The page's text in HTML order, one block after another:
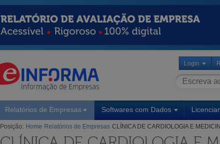
Login
Relatórios de Empresas Softwares com Dados
Posição: Home Relatórios de Empresas CLÍNICA DE CARDIOLOGIA E